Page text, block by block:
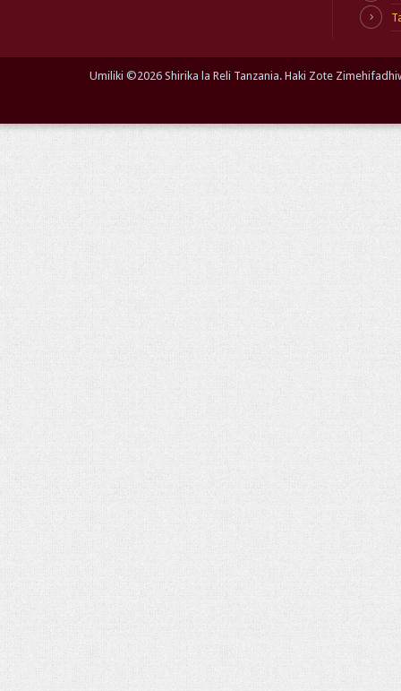
Umiliki ©2026 Shirika la Reli Tanzania. Haki Zote